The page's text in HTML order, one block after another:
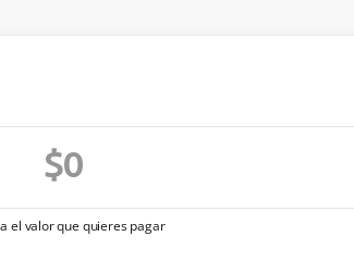
el valor que quieres pagar